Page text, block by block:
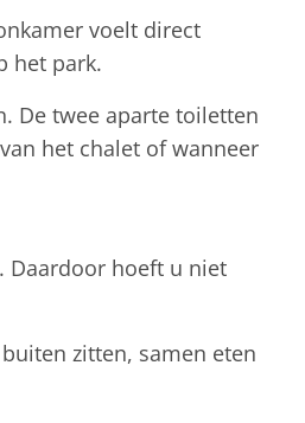
voelt direct
het park.
De twee aparte toiletten
het chalet of wanneer
Daardoor hoeft u niet
zitten, samen eten